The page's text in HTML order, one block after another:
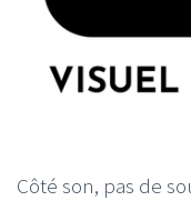
Côté son, pas de